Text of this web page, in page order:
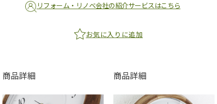
リフォーム・リノベ会社の紹介サービスはこちら
お気に入りに追加
商品詳細 商品詳細